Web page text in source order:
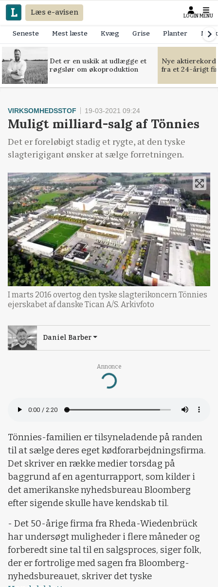
Læs e-avisen LOGIN MENU
Seneste Mest læste Kvæg Grise Planter
Det er en uskik at udlægge et
røgslør om økoproduktion
Nye
fra et 24-årigt
Annonce
Loading...
VIRKSOMHEDSSTOF 19-03-2021 09:24
Muligt milliard-salg af Tönnies
Det er foreløbigt stadig et rygte, at den tyske
slagterigigant ønsker at sælge forretningen.
I marts 2016 overtog den tyske slagterikoncern Tönnies
ejerskabet af danske Tican A/S. Arkivfoto
Daniel Barber
Tönnies-familien er tilsyneladende på randen
til at sælge deres eget kødforarbejdningsfirma.
Det skriver en række medier torsdag på
baggrund af en agenturrapport, som kilder i
det amerikanske nyhedsbureau Bloomberg
efter sigende skulle have kendskab til.
- Det 50-årige firma fra Rheda-Wiedenbrück
har undersøgt muligheder i flere måneder og
forberedt sine tal til en salgsproces, siger folk,
der er fortrolige med sagen fra Bloomberg-
nyhedsbureauet, skriver det tyske